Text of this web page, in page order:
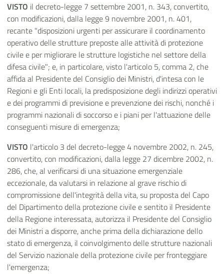
VISTO il decreto-legge 7 settembre 2001, n. 343, convertito,
con modificazioni, dalla legge 9 novembre 2001, n. 401,
recante "disposizioni urgenti per assicurare il coordinamento
operativo delle strutture preposte alle attività di protezione
civile e per migliorare le strutture logistiche nel settore della
difesa civile"; e, in particolare, visto l'articolo 5, comma 2, che
affida al Presidente del Consiglio dei Ministri, d'intesa con le
Regioni e gli Enti locali, la predisposizione degli indirizzi operativi
e dei programmi di previsione e prevenzione dei rischi, nonché i
programmi nazionali di soccorso e i piani per l'attuazione delle
conseguenti misure di emergenza;
VISTO l'articolo 3 del decreto-legge 4 novembre 2002, n. 245,
convertito, con modificazioni, dalla legge 27 dicembre 2002, n.
286, che, al verificarsi di una situazione emergenziale
eccezionale, da valutarsi in relazione al grave rischio di
compromissione dell'integrità della vita, su proposta del Capo
del Dipartimento della protezione civile e sentito il Presidente
della Regione interessata, autorizza il Presidente del Consiglio
dei Ministri a disporre, anche prima della dichiarazione dello
stato di emergenza, il coinvolgimento delle strutture nazionali
del Servizio nazionale della protezione civile per fronteggiare
l'emergenza;